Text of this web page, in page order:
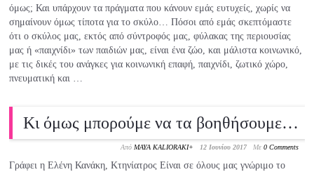
όμως; Και υπάρχουν τα πράγματα που κάνουν εμάς ευτυχείς, χωρίς να
σημαίνουν όμως τίποτα για το σκύλο… Πόσοι από εμάς σκεπτόμαστε
ότι ο σκύλος μας, εκτός από σύντροφός μας, φύλακας της περιουσίας
μας ή «παιχνίδι» των παιδιών μας, είναι ένα ζώο, και μάλιστα κοινωνικό,
με τις δικές του ανάγκες για κοινωνική επαφή, παιχνίδι, ζωτικό χώρο,
πνευματική και …
Κι όμως μπορούμε να τα βοηθήσουμε…
ΑπόMAYA KALIORAKI+ 12 Ιουνίου 2017 Με0 Comments
Γράφει η Ελένη Κανάκη, Κτηνίατρος Είναι σε όλους μας γνώριμο το